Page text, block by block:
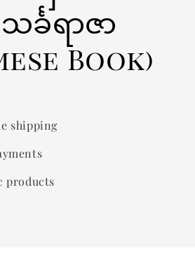
င်္ခရာဇာ
Book)
shipping
products